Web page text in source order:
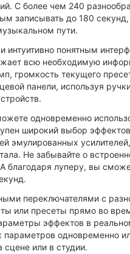
С более чем 240
записывать до 180
пути.
интуитивно понятным
всю необходимую
громкость текущего
панели, используя
одновременно
широкий выбор
эмулированных
Не забывайте о
А благодаря луперу, вы
переключателями с
или пресеты прямо во
эффектов в
параметров одновременно
сцене или в студии.